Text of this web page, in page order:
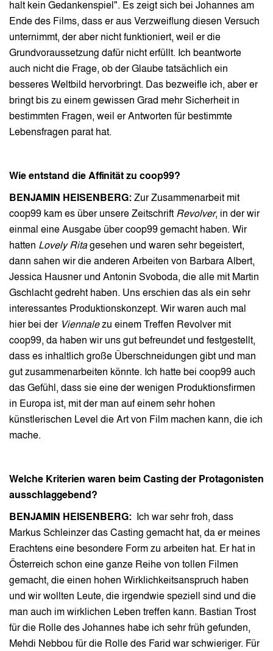
halt kein Gedankenspiel". Es zeigt sich bei Johannes am
Ende des Films, dass er aus Verzweiflung diesen Versuch
unternimmt, der aber nicht funktioniert, weil er die
Grundvoraussetzung dafür nicht erfüllt. Ich beantworte
auch nicht die Frage, ob der Glaube tatsächlich ein
besseres Weltbild hervorbringt. Das bezweifle ich, aber er
bringt bis zu einem gewissen Grad mehr Sicherheit in
bestimmten Fragen, weil er Antworten für bestimmte
Lebensfragen parat hat.
Wie entstand die Affinität zu coop99?
BENJAMIN HEISENBERG: Zur Zusammenarbeit mit
coop99 kam es über unsere Zeitschrift Revolver, in der wir
einmal eine Ausgabe über coop99 gemacht haben. Wir
hatten Lovely Ritagesehen und waren sehr begeistert,
dann sahen wir die anderen Arbeiten von Barbara Albert,
Jessica Hausner und Antonin Svoboda, die alle mit Martin
Gschlacht gedreht haben. Uns erschien das als ein sehr
interessantes Produktionskonzept. Wir waren auch mal
hier bei der Viennalezu einem Treffen Revolver mit
coop99, da haben wir uns gut befreundet und festgestellt,
dass es inhaltlich große Überschneidungen gibt und man
gut zusammenarbeiten könnte. Ich hatte bei coop99 auch
das Gefühl, dass sie eine der wenigen Produktionsfirmen
in Europa ist, mit der man auf einem sehr hohen
künstlerischen Level die Art von Film machen kann, die ich
mache.
Welche Kriterien waren beim Casting der Protagonisten
ausschlaggebend?
BENJAMIN HEISENBERG:
Ich war sehr froh, dass
Markus Schleinzer das Casting gemacht hat, da er meines
Erachtens eine besondere Form zu arbeiten hat. Er hat in
Österreich schon eine ganze Reihe von tollen Filmen
gemacht, die einen hohen Wirklichkeitsanspruch haben
und wir wollten Leute, die irgendwie speziell sind und die
man auch im wirklichen Leben treffen kann. Bastian Trost
für die Rolle des Johannes habe ich sehr früh gefunden,
Mehdi Nebbou für die Rolle des Farid war schwieriger. Für